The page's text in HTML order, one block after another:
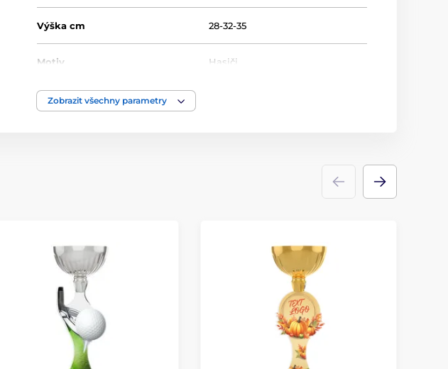
Výška cm 28-32-35
Motiv Hasiči
Typ ocenění
Zobrazit všechny parametry